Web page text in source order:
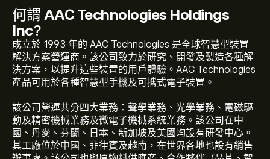
何謂 AAC Technologies Holdings
Inc?
成立於 1993 年的 AAC Technologies 是全球智慧型裝置
解決方案營運商。該公司致力於研究、開發及製造各種解
決方案，以提升這些裝置的用戶體驗。AAC Technologies
產品可用於各種智慧型手機及可攜式電子裝置。
該公司營運共分四大業務：聲學業務、光學業務、電磁驅
動及精密機械業務及微電子機械系統業務。該公司在中
國、丹麥、芬蘭、日本、新加坡及美國均設有研發中心。
其工廠位於中國、菲律賓及越南，在世界各地也設有銷售